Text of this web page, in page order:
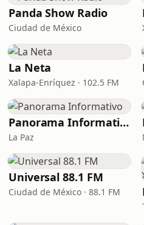
Panda Show Radio
Ciudad de México
La Neta
Xalapa-Enríquez · 102.5 FM
Panorama Informativo
La Paz
Universal 88.1 FM
Ciudad de México · 88.1 FM